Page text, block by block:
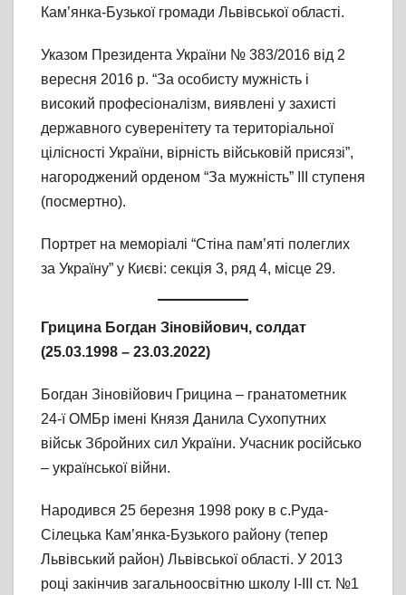
Кам’янка-Бузької громади Львівської області.
Указом Президента України № 383/2016 від 2
вересня 2016 р. “За особисту мужність і
високий професіоналізм, виявлені у захисті
державного суверенітету та територіальної
цілісності України, вірність військовій присязі”,
нагороджений орденом “За мужність” III ступеня
(посмертно).
Портрет на меморіалі “Стіна пам’яті полеглих
за Україну” у Києві: секція 3, ряд 4, місце 29.
Грицина Богдан Зіновійович, солдат
(25.03.1998 – 23.03.2022)
Богдан Зіновійович Грицина – гранатометник
24-ї ОМБр імені Князя Данила Сухопутних
військ Збройних сил України. Учасник російсько
– української війни.
Народився 25 березня 1998 року в с.Руда-
Сілецька Кам’янка-Бузького району (тепер
Львівський район) Львівської області. У 2013
році закінчив загальноосвітню школу І-ІІІ ст. №1